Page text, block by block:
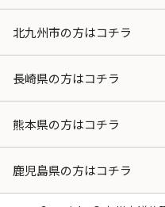
北九州市の方はコチラ
長崎県の方はコチラ
熊本県の方はコチラ
鹿児島県の方はコチラ